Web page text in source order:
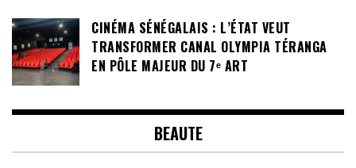
CINÉMA SÉNÉGALAIS : L’ÉTAT VEUT
TRANSFORMER CANAL OLYMPIA TÉRANGA
EN PÔLE MAJEUR DU 7ᵉ ART
BEAUTE